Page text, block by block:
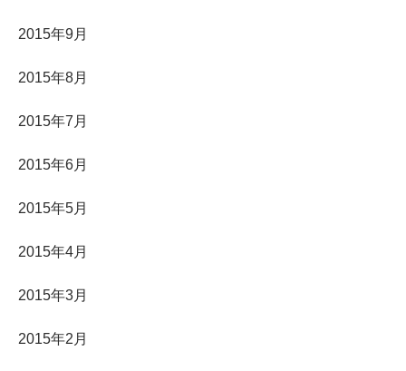
2015年9月
2015年8月
2015年7月
2015年6月
2015年5月
2015年4月
2015年3月
2015年2月